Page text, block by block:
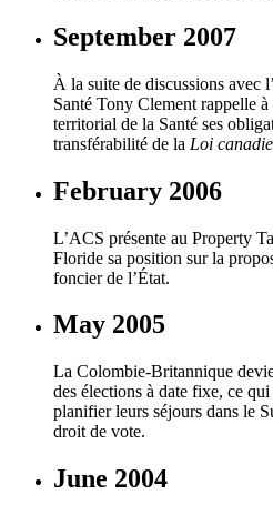
September 2007
À la suite de discussions avec
Santé Tony Clement rappelle
territorial de la Santé ses
transférabilité de la Loi
February 2006
L’ACS présente au Property
Floride sa position sur la
foncier de l’État.
May 2005
La Colombie-Britannique
des élections à date fixe, ce
planifier leurs séjours dans le
droit de vote.
June 2004